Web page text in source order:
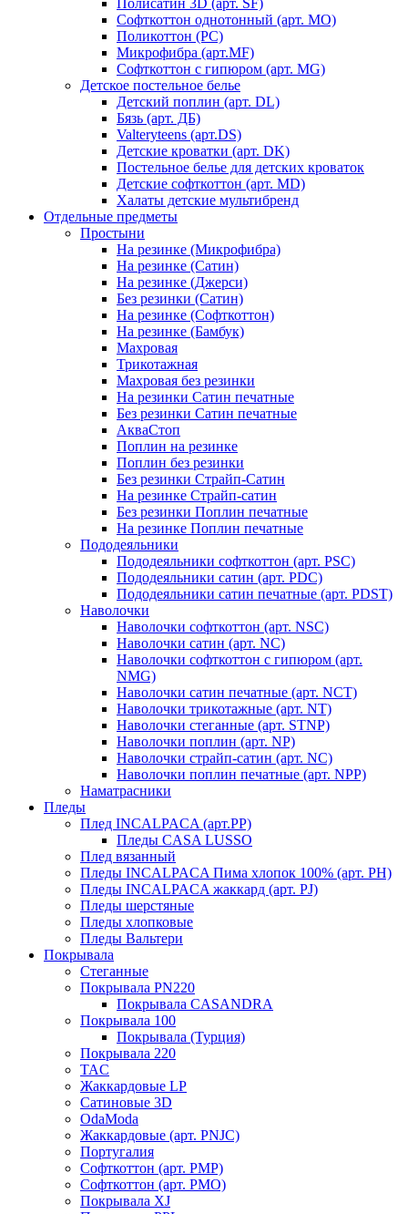
Полисатин 3D (арт. SF)
Софткоттон однотонный (арт. MO)
Поликоттон (PC)
Микрофибра (арт.MF)
Софткоттон с гипюром (арт. MG)
Детское постельное белье
Детский поплин (арт. DL)
Бязь (арт. ДБ)
Valteryteens (арт.DS)
Детские кроватки (арт. DK)
Постельное белье для детских кроваток
Детские софткоттон (арт. MD)
Халаты детские мультибренд
Отдельные предметы
Простыни
На резинке (Микрофибра)
На резинке (Сатин)
На резинке (Джерси)
Без резинки (Сатин)
На резинке (Софткоттон)
На резинке (Бамбук)
Махровая
Трикотажная
Махровая без резинки
На резинки Сатин печатные
Без резинки Сатин печатные
АкваСтоп
Поплин на резинке
Поплин без резинки
Без резинки Страйп-Сатин
На резинке Страйп-сатин
Без резинки Поплин печатные
На резинке Поплин печатные
Пододеяльники
Пододеяльники софткоттон (арт. PSC)
Пододеяльники сатин (арт. PDC)
Пододеяльники сатин печатные (арт. PDST)
Наволочки
Наволочки софткоттон (арт. NSC)
Наволочки сатин (арт. NC)
Наволочки софткоттон с гипюром (арт.
NMG)
Наволочки сатин печатные (арт. NCT)
Наволочки трикотажные (арт. NT)
Наволочки стеганные (арт. STNP)
Наволочки поплин (арт. NP)
Наволочки страйп-сатин (арт. NC)
Наволочки поплин печатные (арт. NPP)
Наматрасники
Пледы
Плед INCALPACA (арт.PP)
Пледы CASA LUSSO
Плед вязанный
Пледы INCALPACA Пима хлопок 100% (арт. PH)
Пледы INCALPACA жаккард (арт. PJ)
Пледы шерстяные
Пледы хлопковые
Пледы Вальтери
Покрывала
Стеганные
Покрывала PN220
Покрывала CASANDRA
Покрывала 100
Покрывала (Турция)
Покрывала 220
TAC
Жаккардовые LP
Сатиновые 3D
OdaModa
Жаккардовые (арт. PNJC)
Португалия
Софткоттон (арт. PMP)
Софткоттон (арт. PMO)
Покрывала XJ